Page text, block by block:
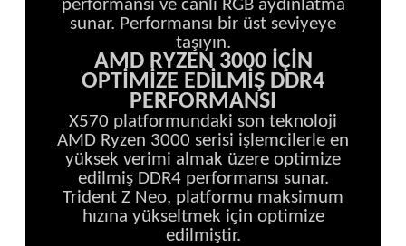
performansı ve canlı RGB aydınlatma
sunar. Performansı bir üst seviyeye
taşıyın.
AMD RYZEN 3000 İÇİN
OPTİMİZE EDİLMİŞ DDR4
PERFORMANSI
X570 platformundaki son teknoloji
AMD Ryzen 3000 serisi işlemcilerle en
yüksek verimi almak üzere optimize
edilmiş DDR4 performansı sunar.
Trident Z Neo, platformu maksimum
hızına yükseltmek için optimize
edilmiştir.